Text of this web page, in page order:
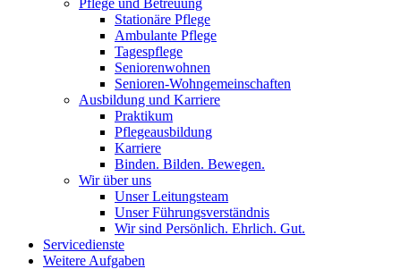
Stationäre Pflege
Ambulante Pflege
Tagespflege
Seniorenwohnen
Senioren-Wohn­ge­mein­schaf­ten
Ausbildung und Karriere
Praktikum
Pflegeausbildung
Karriere
Binden. Bilden. Bewegen.
Wir über uns
Unser Leitungsteam
Unser Führungsverständnis
Wir sind Persönlich. Ehrlich. Gut.
Servicedienste
Weitere Aufgaben